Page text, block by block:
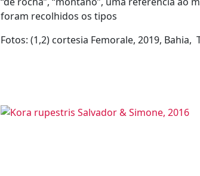
foram recolhidos os tipos
Fotos: (1,2) cortesia Femorale, 2019, Bahia,